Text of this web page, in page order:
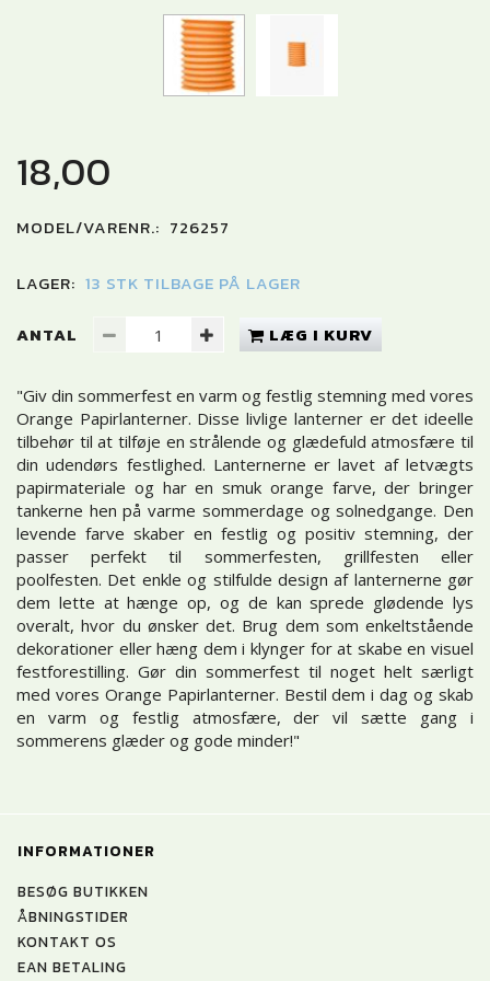
18,00
MODEL/VARENR.: 726257
LAGER: 13 STK TILBAGE PÅ LAGER
ANTAL LÆG I KURV
"Giv din sommerfest en varm og festlig stemning med vores
Orange Papirlanterner. Disse livlige lanterner er det ideelle
tilbehør til at tilføje en strålende og glædefuld atmosfære til
din udendørs festlighed. Lanternerne er lavet af letvægts
papirmateriale og har en smuk orange farve, der bringer
tankerne hen på varme sommerdage og solnedgange. Den
levende farve skaber en festlig og positiv stemning, der
passer perfekt til sommerfesten, grillfesten eller
poolfesten. Det enkle og stilfulde design af lanternerne gør
dem lette at hænge op, og de kan sprede glødende lys
overalt, hvor du ønsker det. Brug dem som enkeltstående
dekorationer eller hæng dem i klynger for at skabe en visuel
festforestilling. Gør din sommerfest til noget helt særligt
med vores Orange Papirlanterner. Bestil dem i dag og skab
en varm og festlig atmosfære, der vil sætte gang i
sommerens glæder og gode minder!"
INFORMATIONER
BESØG BUTIKKEN
ÅBNINGSTIDER
KONTAKT OS
EAN BETALING